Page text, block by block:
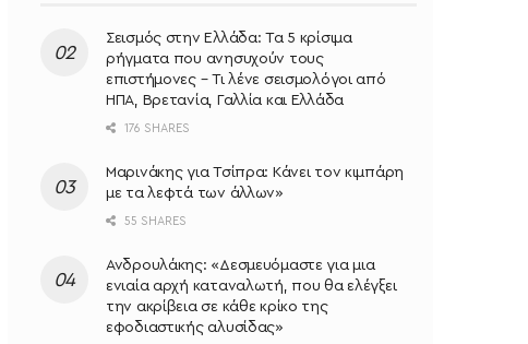
Σεισμός στην Ελλάδα: Τα 5 κρίσιμα
ρήγματα που ανησυχούν τους
επιστήμονες – Τι λένε σεισμολόγοι από
ΗΠΑ, Βρετανία, Γαλλία και Ελλάδα
176 SHARES
Μαρινάκης για Τσίπρα: Κάνει τον κιμπάρη
με τα λεφτά των άλλων»
55 SHARES
Ανδρουλάκης: «Δεσμευόμαστε για μια
ενιαία αρχή καταναλωτή, που θα ελέγξει
την ακρίβεια σε κάθε κρίκο της
εφοδιαστικής αλυσίδας»